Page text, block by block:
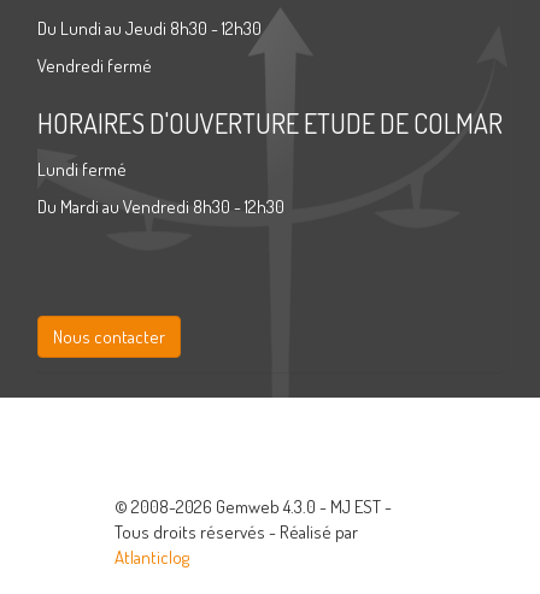
Du Lundi au Jeudi 8h30 - 12h30
Vendredi fermé
HORAIRES D'OUVERTURE ETUDE DE COLMAR
Lundi fermé
Du Mardi au Vendredi 8h30 - 12h30
Nous contacter
© 2008-2026 Gemweb 4.3.0 - MJ EST -
Tous droits réservés - Réalisé par
Atlanticlog